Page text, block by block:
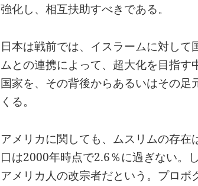
強化し、相互扶助すべきである。
日本は戦前では、イスラームに対し
ムとの連携によって、超大化を目指
国家を、その背後からあるいはその
くる。
アメリカに関しても、ムスリムの存
口は2000年時点で2.6％に過ぎない。
アメリカ人の改宗者だという。プロ